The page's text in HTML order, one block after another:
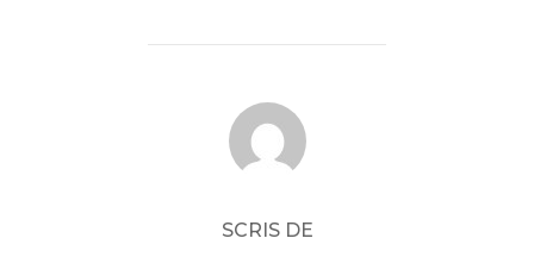
AUTOR ARTICOL
SCRIS DE